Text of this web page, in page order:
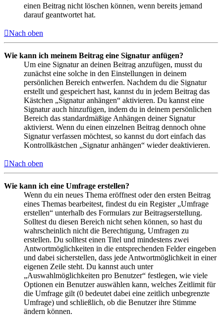
einen Beitrag nicht löschen können, wenn bereits jemand
darauf geantwortet hat.
Nach oben
Wie kann ich meinem Beitrag eine Signatur anfügen?
Um eine Signatur an deinen Beitrag anzufügen, musst du
zunächst eine solche in den Einstellungen in deinem
persönlichen Bereich entwerfen. Nachdem du die Signatur
erstellt und gespeichert hast, kannst du in jedem Beitrag das
Kästchen „Signatur anhängen“ aktivieren. Du kannst eine
Signatur auch hinzufügen, indem du in deinem persönlichen
Bereich das standardmäßige Anhängen deiner Signatur
aktivierst. Wenn du einen einzelnen Beitrag dennoch ohne
Signatur verfassen möchtest, so kannst du dort einfach das
Kontrollkästchen „Signatur anhängen“ wieder deaktivieren.
Nach oben
Wie kann ich eine Umfrage erstellen?
Wenn du ein neues Thema eröffnest oder den ersten Beitrag
eines Themas bearbeitest, findest du ein Register „Umfrage
erstellen“ unterhalb des Formulars zur Beitragserstellung.
Solltest du diesen Bereich nicht sehen können, so hast du
wahrscheinlich nicht die Berechtigung, Umfragen zu
erstellen. Du solltest einen Titel und mindestens zwei
Antwortmöglichkeiten in die entsprechenden Felder eingeben
und dabei sicherstellen, dass jede Antwortmöglichkeit in einer
eigenen Zeile steht. Du kannst auch unter
„Auswahlmöglichkeiten pro Benutzer“ festlegen, wie viele
Optionen ein Benutzer auswählen kann, welches Zeitlimit für
die Umfrage gilt (0 bedeutet dabei eine zeitlich unbegrenzte
Umfrage) und schließlich, ob die Benutzer ihre Stimme
ändern können.